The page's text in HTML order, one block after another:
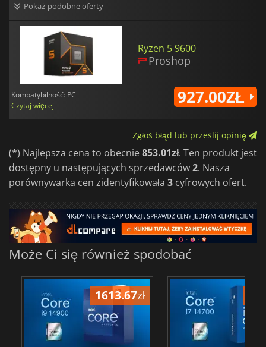
Pokaż podobne oferty
Ryzen 5 9600
Proshop
Kompatybilność: PC
Czytaj więcej
927.00ZŁ
Zgłoś błąd lub prześlij opinię
(*) Najlepsza cena to obecnie853.01zł. Ten produkt jest
dostępny u następujących sprzedawców2. Nasza
porównywarka cen zidentyfikowała 3 cyfrowych ofert.
Może Ci się również spodobać
1613.67zł